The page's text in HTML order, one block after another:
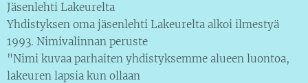
Jäsenlehti Lakeurelta
Yhdistyksen oma jäsenlehti Lakeurelta alkoi ilmestyä
1993. Nimivalinnan peruste
"Nimi kuvaa parhaiten yhdistyksemme alueen luontoa,
lakeuren lapsia kun ollaan